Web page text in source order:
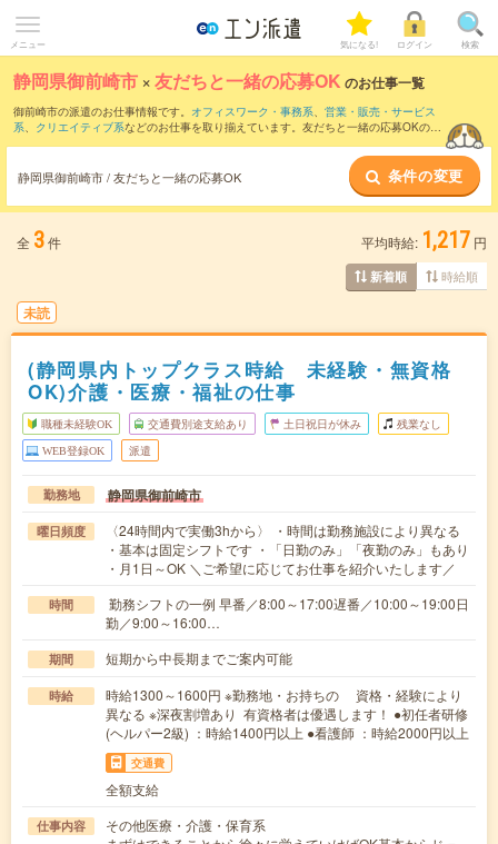
メニュー 気になる! ログイン 検索
静岡県御前崎市 ×友だちと一緒の応募OK のお仕事一覧
御前崎市の派遣のお仕事情報です。 オフィスワーク・事務系、 営業・販売・サービス
系、 クリエイティブ系などのお仕事を取り揃えています。友だちと一緒の応募OKの条
静岡県御前崎市 / 友だちと一緒の応募OK 条件の変更
全 3件 平均時給: 1,217 円
新着順 時給順
未読
(静岡県内トップクラス時給 未経験・無資格
OK)介護・医療・福祉の仕事
職種未経験OK 交通費別途支給あり 土日祝日が休み 残業なし
WEB登録OK 派遣
勤務地 静岡県御前崎市
曜日頻度
〈24時間内で実働3hから〉 ・時間は勤務施設により異なる
・基本は固定シフトです ・「日勤のみ」「夜勤のみ」もあり
・月1日～OK ＼ご希望に応じてお仕事を紹介いたします／
時間
勤務シフトの一例 早番／8:00～17:00遅番／10:00～19:00日
勤／9:00～16:00…
期間 短期から中長期までご案内可能
時給
時給1300～1600円 ※勤務地・お持ちの 資格・経験により
異なる ※深夜割増あり 有資格者は優遇します！ ●初任者研修
(ヘルパー2級) ：時給1400円以上 ●看護師 ：時給2000円以上
交通費
全額支給
仕事内容
その他医療・介護・保育系